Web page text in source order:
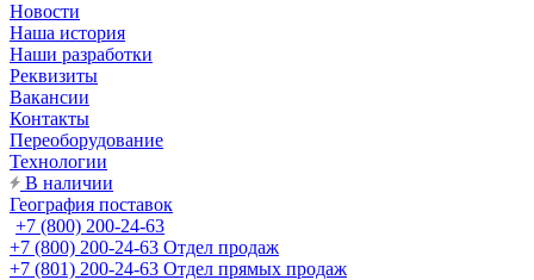
Новости
Наша история
Наши разработки
Реквизиты
Вакансии
Контакты
Переоборудование
Технологии
В наличии
География поставок
+7 (800) 200-24-63
+7 (800) 200-24-63 Отдел продаж
+7 (801) 200-24-63 Отдел прямых продаж